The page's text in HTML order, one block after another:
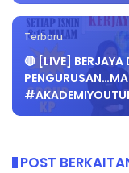
Terbaru
🔴 [LIVE] BERJAYA
POST